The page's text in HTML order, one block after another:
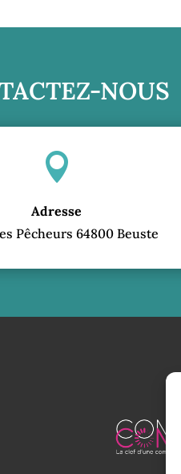
NOUS

Adresse
Pêcheurs 64800 Beuste